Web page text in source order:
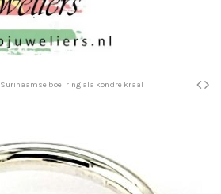
Surinaamse boei ring ala kondre kraal